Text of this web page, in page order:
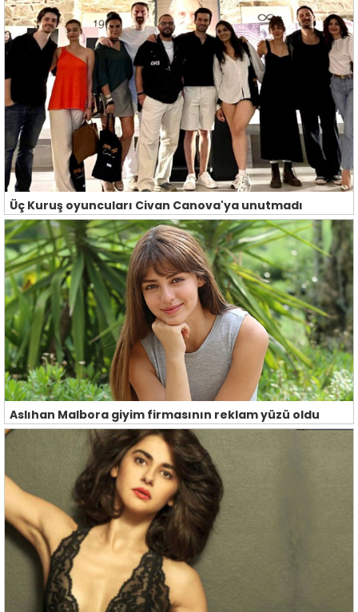
Üç Kuruş oyuncuları Civan Canova'ya unutmadı
Aslıhan Malbora giyim firmasının reklam yüzü oldu